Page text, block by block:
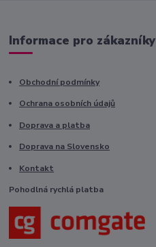
Informace pro zákazníky
Obchodní podmínky
Ochrana osobních údajů
Doprava a platba
Doprava na Slovensko
Kontakt
Pohodlná rychlá platba